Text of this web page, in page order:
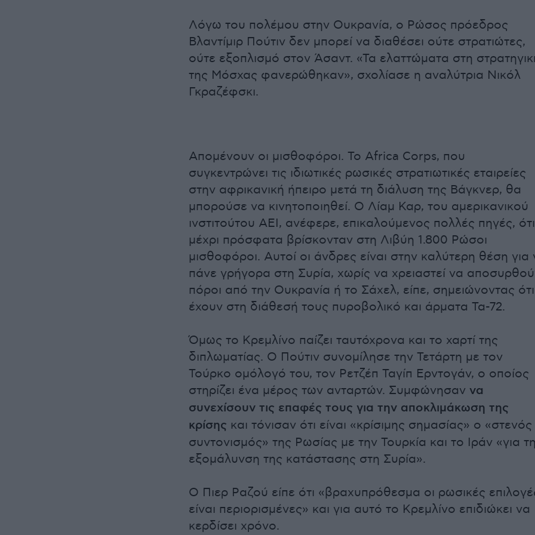
Λόγω του πολέμου στην Ουκρανία, ο Ρώσος πρόεδρος
Βλαντίμιρ Πούτιν δεν μπορεί να διαθέσει ούτε στρατιώτες,
ούτε εξοπλισμό στον Άσαντ. «Τα ελαττώματα στη
της Μόσχας φανερώθηκαν», σχολίασε η αναλύτρια Νικόλ
Γκραζέφσκι.
Απομένουν οι μισθοφόροι. Το Africa Corps, που
συγκεντρώνει τις ιδιωτικές ρωσικές στρατιωτικές εταιρείες
στην αφρικανική ήπειρο μετά τη διάλυση της Βάγκνερ, θα
μπορούσε να κινητοποιηθεί. Ο Λίαμ Καρ, του αμερικανικού
ινστιτούτου ΑΕΙ, ανέφερε, επικαλούμενος πολλές πηγές, ότι
μέχρι πρόσφατα βρίσκονταν στη Λιβύη 1.800 Ρώσοι
μισθοφόροι. Αυτοί οι άνδρες είναι στην καλύτερη θέση για
πάνε γρήγορα στη Συρία, χωρίς να χρειαστεί να
πόροι από την Ουκρανία ή το Σάχελ, είπε, σημειώνοντας ότι
έχουν στη διάθεσή τους πυροβολικό και άρματα Τα-72.
Όμως το Κρεμλίνο παίζει ταυτόχρονα και το χαρτί της
διπλωματίας. Ο Πούτιν συνομίλησε την Τετάρτη με τον
Τούρκο ομόλογό του, τον Ρετζέπ Ταγίπ Ερντογάν, ο οποίος
στηρίζει ένα μέρος των ανταρτών. Συμφώνησαν να
συνεχίσουν τις επαφές τους για την αποκλιμάκωση της
κρίσης και τόνισαν ότι είναι «κρίσιμης σημασίας» ο «στενός
συντονισμός» της Ρωσίας με την Τουρκία και το Ιράν «για
εξομάλυνση της κατάστασης στη Συρία».
Ο Πιερ Ραζού είπε ότι «βραχυπρόθεσμα οι ρωσικές
είναι περιορισμένες» και για αυτό το Κρεμλίνο επιδιώκει να
κερδίσει χρόνο.